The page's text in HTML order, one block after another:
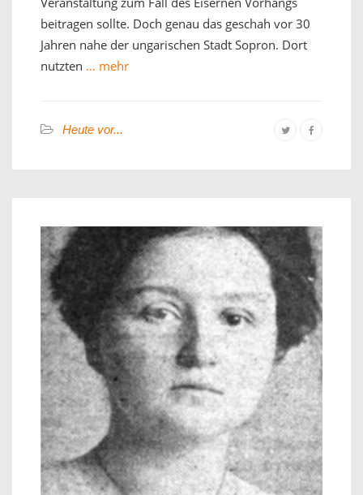
beitragen sollte. Doch genau das geschah vor 30
Jahren nahe der ungarischen Stadt Sopron. Dort
nutzten … mehr
Heute vor...